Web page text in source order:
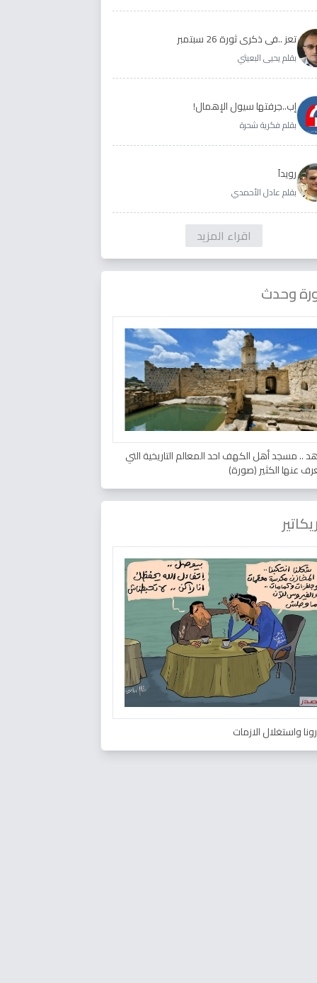
تعز ..في ذكرى ثورة 26 سبتمبر
بقلم يحيى البعيثي
إب..جرفتها سيول الإهمال!
بقلم فكرية شحرة
رويداَ
بقلم عادل الأحمدي
اقراء المزيد
وحدث
.. مسجد أهل الكهف احد المعالم التاريخية التي
عنها الكثير (صورة)
واستغلال الازمات